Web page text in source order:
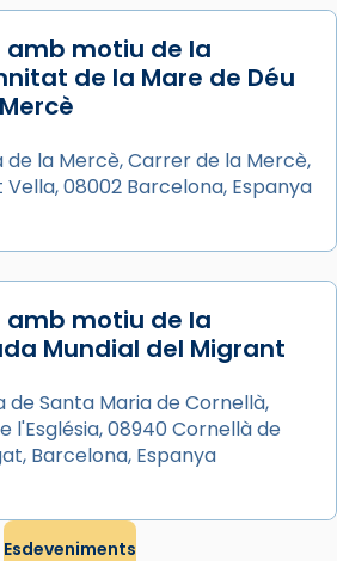
de Barcelona
Juliana i
i màrtirs.
sorgeix la tradició
(“relatiu a Júlia”) i
a Semprònia =
seves. I l’any 1667, el
Roig, afirma en una obra
filles de l’antiga Iluro.
1772. L’ofici que es canta
amb motiu de la
de la Mare de Déu
de la Mercè, Carrer de la Mercè,
Vella, 08002 Barcelona, Espanya
amb motiu de la
Mundial del Migrant
de Santa Maria de Cornellà,
l'Església, 08940 Cornellà de
Barcelona, Espanya
Esdeveniments